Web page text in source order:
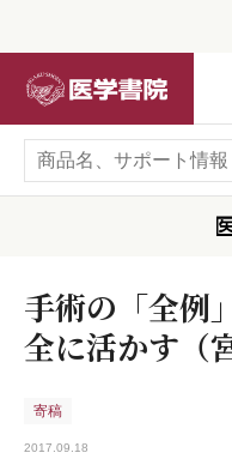
手術の「全例
全に活かす（
寄稿
2017.09.18